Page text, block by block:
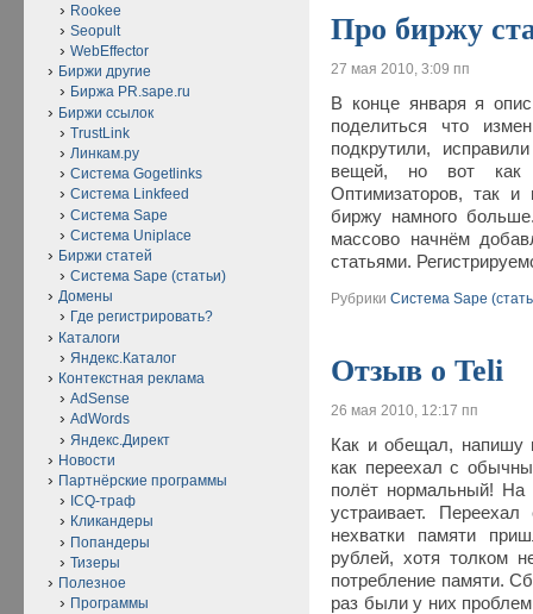
Про биржу
27 мая 2010, 3:09 пп
В конце января я
поделиться что
подкрутили,
вещей, но вот
Оптимизаторов, так и
биржу намного
массово начнём
статьями.
РубрикиСистема Sape
Отзыв о Teli
26 мая 2010, 12:17 пп
Как и обещал, напишу
как переехал с
полёт нормальный!
устраивает.
нехватки памяти
рублей, хотя толком
потребление памяти.
раз были у них
Rookee
Seopult
WebEffector
Биржи другие
Биржа PR.sape.ru
Биржи ссылок
TrustLink
Линкам.ру
Система Gogetlinks
Система Linkfeed
Система Sape
Система Uniplace
Биржи статей
Система Sape (статьи)
Домены
Где регистрировать?
Каталоги
Яндекс.Каталог
Контекстная реклама
AdSense
AdWords
Яндекс.Директ
Новости
Партнёрские программы
ICQ-траф
Кликандеры
Попандеры
Тизеры
Полезное
Программы